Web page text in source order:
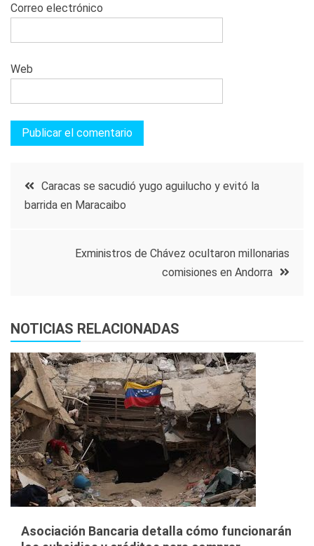
Correo electrónico
Web
Navegación
entradas
Caracas se sacudió yugo aguilucho y evitó la
barrida en Maracaibo
Exministros de Chávez ocultaron millonarias
comisiones en Andorra
NOTICIAS RELACIONADAS
Asociación Bancaria detalla cómo funcionarán